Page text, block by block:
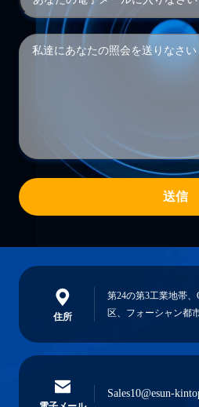
送信
住所
第24の第3工業地帯、
区、フォーシャン都
Sales10@esun-